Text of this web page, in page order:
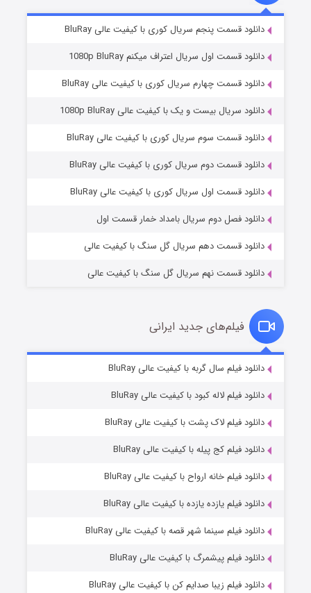
قسمت۲ (زیرنویس) منتشر شد
مردگان متحرک: شهر مرده ۳
قسمت۲ (زیرنویس) منتشر شد
قسمت۷ (زیرنویس) منتشر شد
دانلود قسمت پنجم سریال کوری با کیفیت عالی BluRay
دانلود قسمت اول سریال اعتراف میکنم 1080p BluRay
دانلود قسمت چهارم سریال کوری با کیفیت عالی BluRay
دانلود سریال بیست و یک با کیفیت عالی 1080p BluRay
دانلود قسمت سوم سریال کوری با کیفیت عالی BluRay
دانلود قسمت دوم سریال کوری با کیفیت عالی BluRay
دانلود قسمت اول سریال کوری با کیفیت عالی BluRay
دانلود فصل دوم سریال بامداد خمار قسمت اول
دانلود قسمت دهم سریال گل سنگ با کیفیت عالی
دانلود قسمت نهم سریال گل سنگ با کیفیت عالی
فیلم‌های جدید ایرانی
دانلود فیلم سال گربه با کیفیت عالی BluRay
دانلود فیلم لاله کبود با کیفیت عالی BluRay
دانلود فیلم لاک پشت با کیفیت عالی BluRay
دانلود فیلم کج‌ پیله با کیفیت عالی BluRay
دانلود فیلم خانه ارواح با کیفیت عالی BluRay
دانلود فیلم یازده یازده با کیفیت عالی BluRay
دانلود فیلم سینما شهر قصه با کیفیت عالی BluRay
دانلود فیلم پیشمرگ با کیفیت عالی BluRay
دانلود فیلم زیبا صدایم کن با کیفیت عالی BluRay